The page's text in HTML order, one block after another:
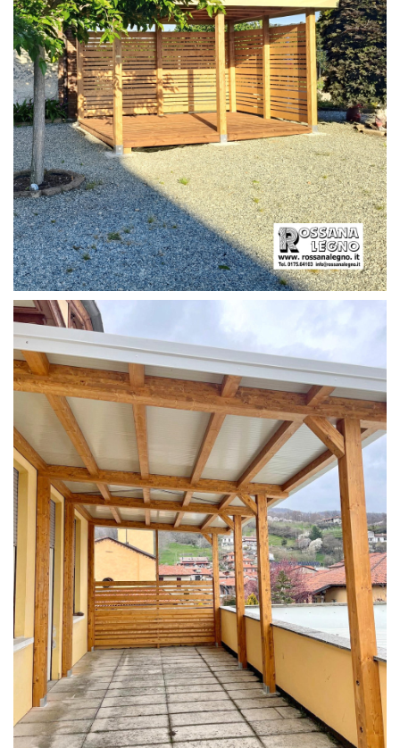
PERGOLA CON PAVIMENTO E FRANGIVISTA